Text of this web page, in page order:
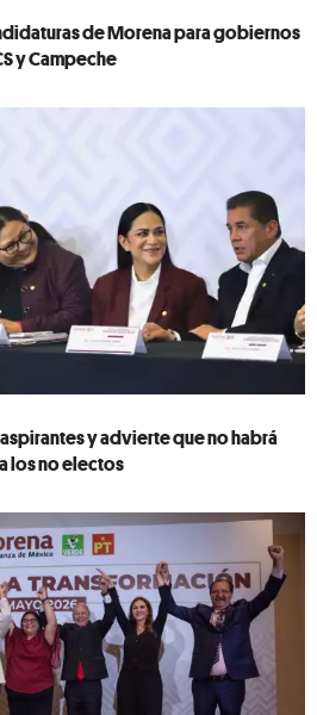
de Morena para gobiernos
y Campeche
y advierte que no habrá
los no electos